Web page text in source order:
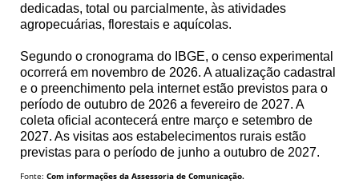
dedicadas, total ou parcialmente, às atividades
agropecuárias, florestais e aquícolas.
Segundo o cronograma do IBGE, o censo experimental
ocorrerá em novembro de 2026. A atualização cadastral
e o preenchimento pela internet estão previstos para o
período de outubro de 2026 a fevereiro de 2027. A
coleta oficial acontecerá entre março e setembro de
2027. As visitas aos estabelecimentos rurais estão
previstas para o período de junho a outubro de 2027.
Fonte: Com informações da Assessoria de Comunicação.